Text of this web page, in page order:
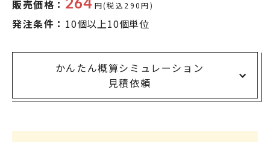
販売価格： 円(税込290円)
発注条件： 10個以上10個単位
かんたん概算シミュレーション
見積依頼